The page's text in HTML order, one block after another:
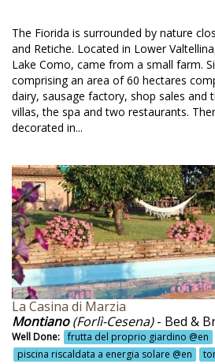
di giardinaggio @en
di italiano @en
di mosaico @en
di panificazione @en
di pittura @en
di ricamo punto assisi
di tintura lana con erbe
di yoga @en
e laboratori per bambini e
gestione animali @en
@en
The Fiorida is surrounded by nature
and Retiche. Located in Lower
Lake Como, came from a small farm.
comprising an area of 60 hectares
dairy, sausage factory, shop sales and
villas, the spa and two restaurants.
decorated in...
La Casina di Marzia
Montiano(Forlì-Cesena)- Bed &
Well Done: frutta del proprio giardino @en
piscina riscaldata a energia solare @en